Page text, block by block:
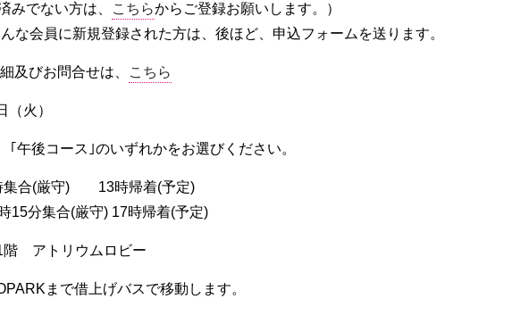
みでない方は、 こちらからご登録お願いします。）
な会員に新規登録された方は、後ほど、申込フォームを送ります。
及びお問合せは、 こちら
（火）
｢午後コース｣のいずれかをお選びください。
守) 13時帰着(予定)
合(厳守) 17時帰着(予定)
階 アトリウムロビー
まで借上げバスで移動します。